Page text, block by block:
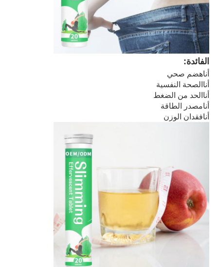
الفائدة:
أناهضم صحي
أناالصحة النفسية
أناالحد من الضغط
أنامصدر الطاقة
أنافقدان الوزن